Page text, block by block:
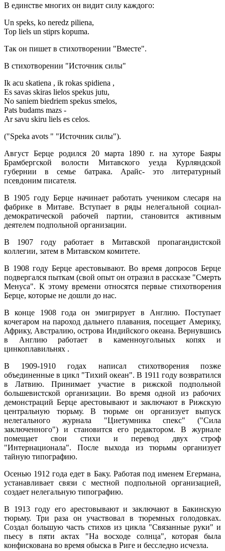
В единстве многих он видит силу каждого:
Un speks, ko neredz piliena,
Top liels un stiprs kopuma.
Так он пишет в стихотворении "Вместе".
В стихотворении "Источник силы"
Ik acu skatiena , ik rokas spidiena ,
Es savas skiras lielos spekus jutu,
No saniem biedriem spekus smelos,
Pats budams mazs -
Ar savu skiru liels es celos.
("Speka avots " "Источник силы").
Август Берце родился 20 марта 1890 г. на хуторе Баяры
Брамбергской волости Митавского уезда Курляндской
губернии в семье батрака. Арайс- это литературный
псевдоним писателя.
В 1905 году Берце начинает работать учеником слесаря на
фабрике в Митаве. Вступает в ряды нелегальной социал-
демократической рабочей партии, становится активным
деятелем подпольной организации.
В 1907 году работает в Митавской пропагандистской
коллегии, затем в Митавском комитете.
В 1908 году Берце арестовывают. Во время допросов Берце
подвергался пыткам (свой опыт он отразил в рассказе "Смерть
Менуса". К этому времени относятся первые стихотворения
Берце, которые не дошли до нас.
В конце 1908 года он эмигрирует в Англию. Поступает
кочегаром на пароход дальнего плавания, посещает Америку,
Африку, Австралию, острова Индийского океана. Вернувшись
в Англию работает в каменноугольных копях и
цинкоплавильнях .
В 1909-1910 годах написал стихотворения позже
объединенные в цикл "Тихий океан". В 1911 году возвратился
в Латвию. Принимает участие в рижской подпольной
большевистской организации. Во время одной из рабочих
демонстраций Берце арестовывают и заключают в Рижскую
центральную тюрьму. В тюрьме он организует выпуск
нелегального журнала "Циетумника спекс" ("Сила
заключенного") и становится его редактором. В журнале
помещает свои стихи и перевод двух строф
"Интернационала". После выхода из тюрьмы организует
тайную типографию.
Осенью 1912 года едет в Баку. Работая под именем Егермана,
устанавливает связи с местной подпольной организацией,
создает нелегальную типографию.
В 1913 году его арестовывают и заключают в Бакинскую
тюрьму. Три раза он участвовал в тюремных голодовках.
Создал большую часть стихов из цикла "Связанные руки" и
пьесу в пяти актах "На восходе солнца", которая была
конфискована во время обыска в Риге и бесследно исчезла.